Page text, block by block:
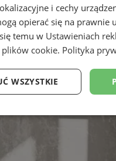
i cechy
opierać się na prawnie
temu w Ustawieniach
cookie. Polityka
WSZYSTKIE